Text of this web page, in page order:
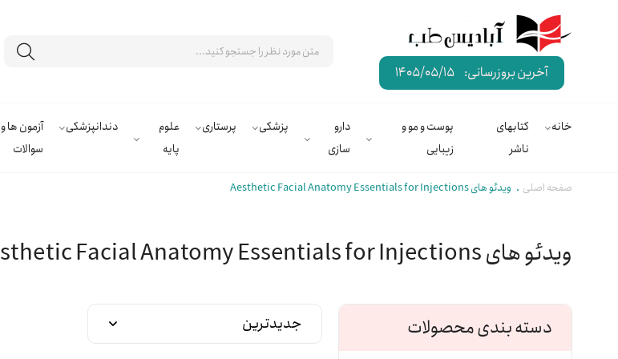
آخرین بروزرسانی: 1405/05/15
خانه
کتابهای
ناشر
پوست و مو و
زیبایی
دارو
سازی
پزشکی پرستاری
علوم
پایه
دندانپزشکی
آزمون ها و
سوالات
صفحه اصلی ویدئو های Aesthetic Facial Anatomy Essentials for Injections
ویدئو های Aesthetic Facial Anatomy Essentials for Injections
دسته بندی محصولات